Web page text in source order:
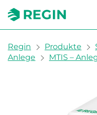
You are here:
Regin Produkte
Anlege
MTIS –